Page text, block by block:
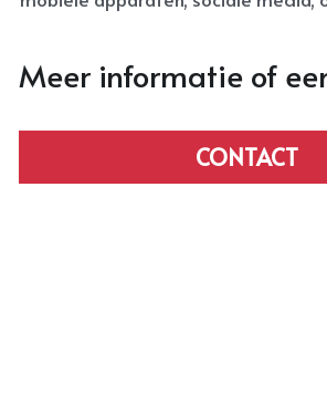
Meer informatie of
CONTACT